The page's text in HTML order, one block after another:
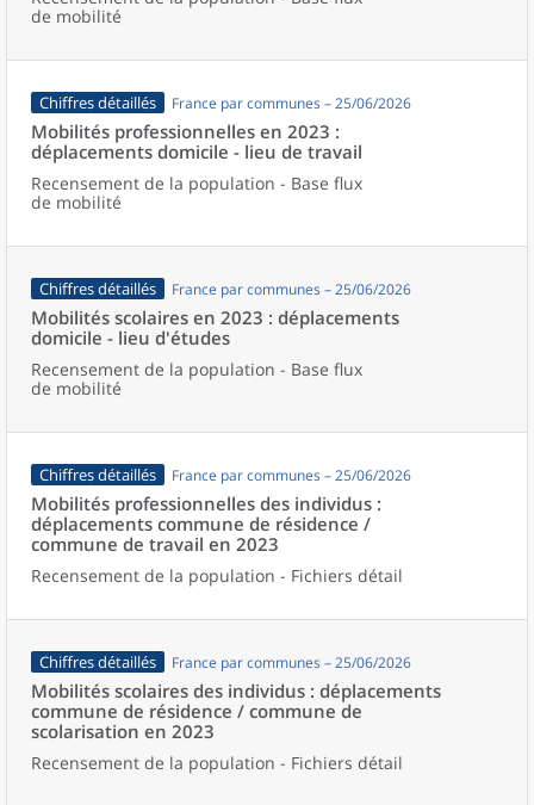
de mobilité
Chiffres détaillés France par communes – 25/06/2026
Mobilités professionnelles en 2023 :
déplacements domicile - lieu de travail
Recensement de la population - Base flux
de mobilité
Chiffres détaillés France par communes – 25/06/2026
Mobilités scolaires en 2023 : déplacements
domicile - lieu d'études
Recensement de la population - Base flux
de mobilité
Chiffres détaillés France par communes – 25/06/2026
Mobilités professionnelles des individus :
déplacements commune de résidence /
commune de travail en 2023
Recensement de la population - Fichiers détail
Chiffres détaillés France par communes – 25/06/2026
Mobilités scolaires des individus : déplacements
commune de résidence / commune de
scolarisation en 2023
Recensement de la population - Fichiers détail